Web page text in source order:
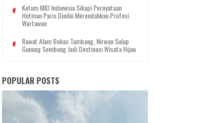
Ketum MIO Indonesia Sikapi Pernyataan
Hotman Paris Dinilai Merendahkan Profesi
Wartawan
Rawat Alam Bekas Tambang, Nirwan Sulap
Gunung Sembung Jadi Destinasi Wisata Hijau
POPULAR POSTS